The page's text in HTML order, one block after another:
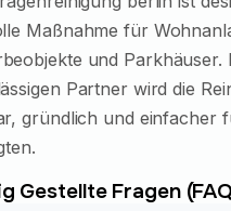
Maßnahme für
und Parkhäuser.
Partner wird die
gründlich und einfacher
Gestellte Fragen